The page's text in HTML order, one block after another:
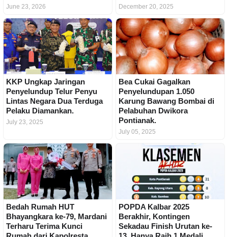
June 23, 2026 December 20, 2025
KKP Ungkap Jaringan
Penyelundup Telur Penyu
Lintas Negara Dua Terduga
Pelaku Diamankan.
July 23, 2025
Bea Cukai Gagalkan
Penyelundupan 1.050
Karung Bawang Bombai di
Pelabuhan Dwikora
Pontianak.
July 05, 2025
Bedah Rumah HUT
Bhayangkara ke-79, Mardani
Terharu Terima Kunci
POPDA Kalbar 2025
Berakhir, Kontingen
Sekadau Finish Urutan ke-